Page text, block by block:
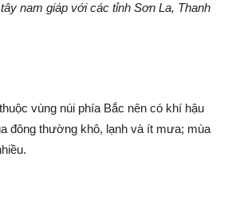
nam giáp với các tỉnh Sơn La, Thanh
vùng núi phía Bắc nên có khí hậu
đông thường khô, lạnh và ít mưa; mùa